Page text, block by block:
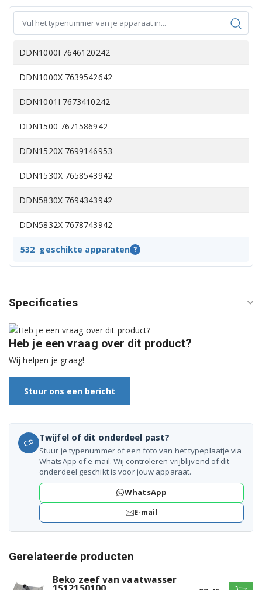
DDN1000I 7646120242
DDN1000X 7639542642
DDN1001I 7673410242
DDN1500 7671586942
DDN1520X 7699146953
DDN1530X 7658543942
DDN5830X 7694343942
DDN5832X 7678743942
DDN5832X 7646743942
DDN5832XXL 7699246942
DDN5834X 7666739042
DE3430FW 7670083853
DE3431FS 7629583842
DE3431FW 7629483842
DE3542FS 7621483842
DE3761FS 7621683842
532 geschikte apparaten ?
Specificaties
Heb je een vraag over dit product?
Wij helpen je graag!
Stuur ons een bericht
Twijfel of dit onderdeel past?
Stuur je typenummer of een foto van het typeplaatje via
WhatsApp of e-mail. Wij controleren vrijblijvend of dit
onderdeel geschikt is voor jouw apparaat.
WhatsApp
E-mail
Gerelateerde producten
Beko zeef van vaatwasser